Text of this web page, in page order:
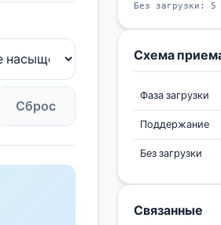
Сброс
Без загрузки: 5
Схема
Фаза загрузки
Поддержание
Без загрузки
Связанные